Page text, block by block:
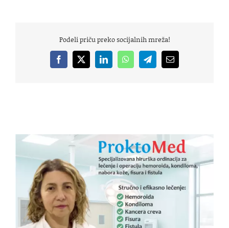
Podeli priču preko socijalnih mreža!
Facebook
X LinkedInWhatsAppTelegramEmail